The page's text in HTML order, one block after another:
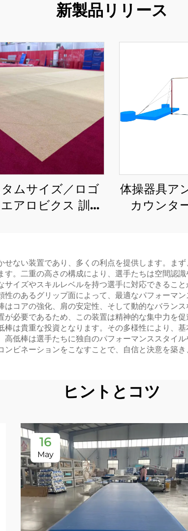
新製品リリース
ムサイズ／ロゴ
アロビクス 訓練
体操器具ア
カウンタ
ない装置であり、多くの利点を提供します。ま
。二重の高さの構成により、選手たちは空間認
イズやスキルレベルを持つ選手に対応できるこ
のあるグリップ面によって、最適なパフォーマ
コアの強化、肩の安定性、そして動的なバラン
必要であるため、この装置は精神的な集中力を
は貴重な投資となります。その多様性により、
低棒は選手たちに独自のパフォーマンススタイ
ビネーションをこなすことで、自信と決意を築
ヒントとコツ
16
May